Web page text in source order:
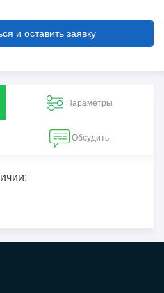
и оставить заявку
Параметры
Обсудить